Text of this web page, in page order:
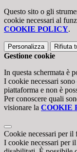
Questo sito o gli
cookie necessari al
COOKIE POLICY.
Personalizza Rifiuta
Gestione cookie
In questa schermata è
I cookie necessari
piattaforma e non è
Per conoscere quali
visionare la COOKIE
Cookie necessari per il
I cookie necessari per